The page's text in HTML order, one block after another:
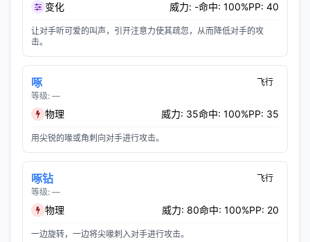
变化 威力: -命中: 100%PP: 40
让对手听可爱的叫声，引开注意力使其疏忽，从而降低对手的攻
击。
啄
等级: —
飞行
物理 威力: 35命中: 100%PP: 35
用尖锐的喙或角刺向对手进行攻击。
啄钻
等级: —
飞行
物理 威力: 80命中: 100%PP: 20
一边旋转，一边将尖喙刺入对手进行攻击。